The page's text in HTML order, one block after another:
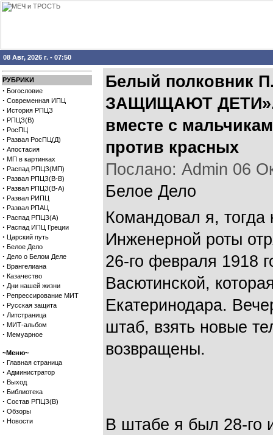
08 Авг, 2026 г. - 07:50
РУБРИКИ
· Богословие
· Современная ИПЦ
· История РПЦЗ
· РПЦЗ(В)
· РосПЦ
· Развал РосПЦ(Д)
· Апостасия
· МП в картинках
· Распад РПЦЗ(МП)
· Развал РПЦЗ(В-В)
· Развал РПЦЗ(В-А)
· Развал РИПЦ
· Развал РПАЦ
· Распад РПЦЗ(А)
· Распад ИПЦ Греции
· Царский путь
· Белое Дело
· Дело о Белом Деле
· Врангелиана
· Казачество
· Дни нашей жизни
· Репрессирование МИТ
· Русская защита
· Литстраница
· МИТ-альбом
· Мемуарное
~Меню~
· Главная страница
· Администратор
· Выход
· Библиотека
· Состав РПЦЗ(В)
· Обзоры
· Новости
Белый полковник
ЗАЩИЩАЮТ ДЕТИ».
вместе с
против красных
Послано: Admin 06
Белое Дело
Командовал я, тогда
Инженерной роты
26-го февраля 1918
Васютинской,
Екатеринодара.
штаб, взять новые
возвращены.
В штабе я был 28-го